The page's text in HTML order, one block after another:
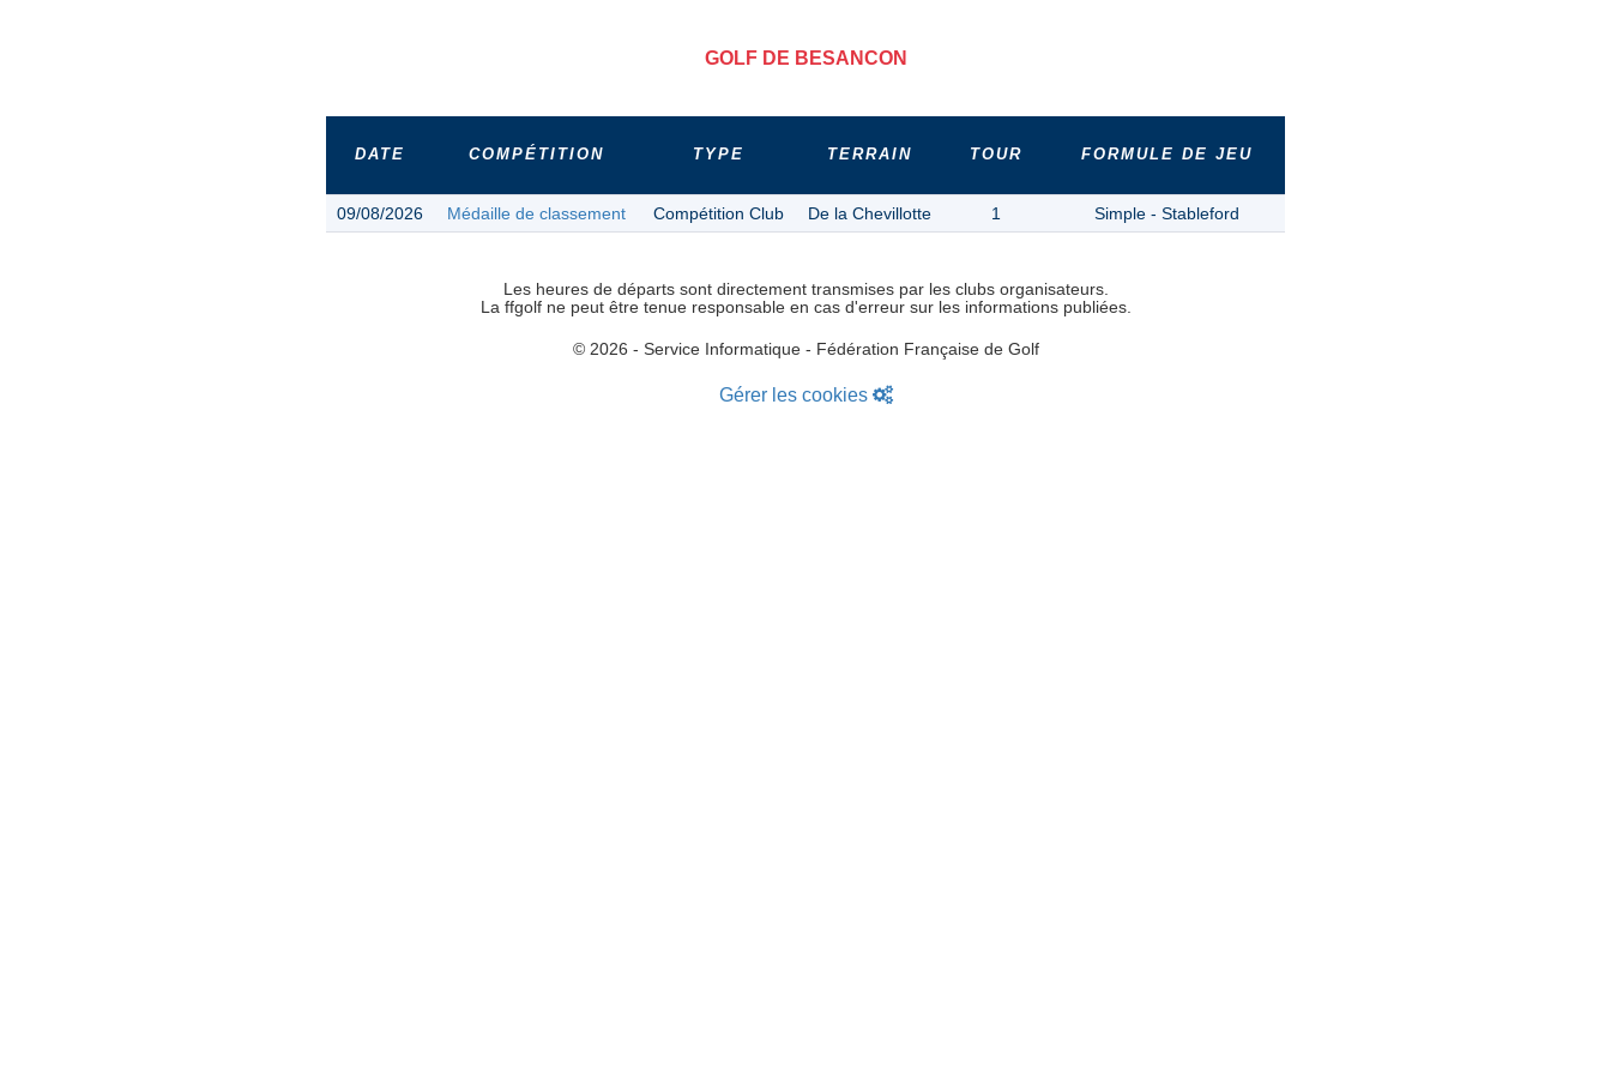
GOLF DE BESANCON
DATE COMPÉTITION TYPE TERRAIN TOUR FORMULE DE JEU
09/08/2026 Médaille de classement Compétition Club De la Chevillotte 1 Simple - Stableford
Les heures de départs sont directement transmises par les clubs organisateurs.
La ffgolf ne peut être tenue responsable en cas d'erreur sur les informations publiées.
© 2026 - Service Informatique - Fédération Française de Golf
Gérer les cookies